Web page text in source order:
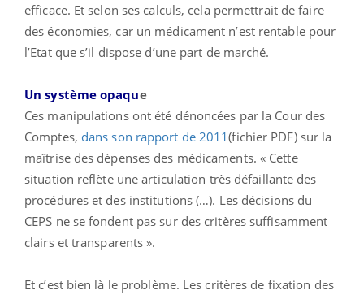
efficace. Et selon ses calculs, cela permettrait de faire
des économies, car un médicament n’est rentable pour
l’Etat que s’il dispose d’une part de marché.
Un système opaque
Ces manipulations ont été dénoncées par la Cour des
Comptes, dans son rapport de 2011(fichier PDF) sur la
maîtrise des dépenses des médicaments. « Cette
situation reflète une articulation très défaillante des
procédures et des institutions (…). Les décisions du
CEPS ne se fondent pas sur des critères suffisamment
clairs et transparents ».
Et c’est bien là le problème. Les critères de fixation des